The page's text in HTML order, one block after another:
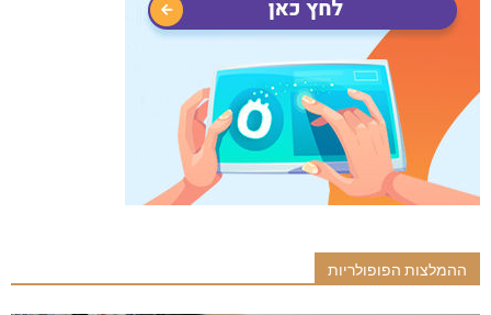
ההמלצות הפופולריות